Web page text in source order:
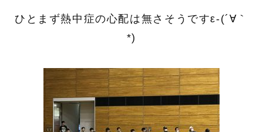
ひとまず熱中症の心配は無さそうですε-(´∀｀
*)